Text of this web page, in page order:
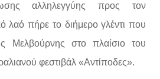
αλληλεγγύης προς τον
λαό πήρε το διήμερο γλέντι που
Μελβούρνης στο πλαίσιο του
φεστιβάλ «Αντίποδες».